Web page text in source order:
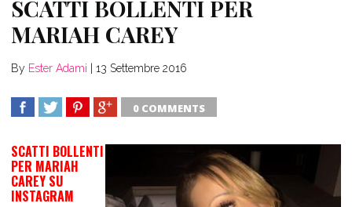
SCATTI BOLLENTI PER
MARIAH CAREY
By Ester Adami 13 Settembre 2016
0 COMMENTS
SCATTI BOLLENTI
PER MARIAH
CAREY SU
INSTAGRAM